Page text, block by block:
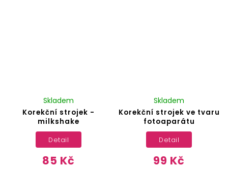
Korekční strojek -
milkshake
Skladem
85 Kč
Detail
Korekční strojek ve tvaru
fotoaparátu
Skladem
99 Kč
Detail